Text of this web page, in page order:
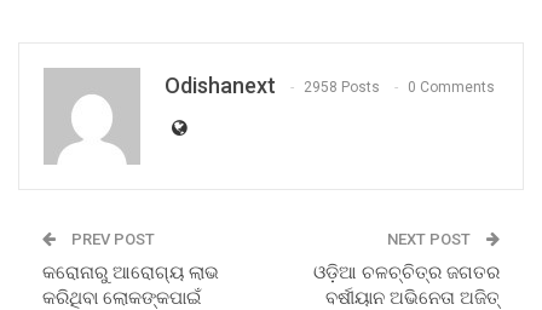
Odishanext 2958 Posts 0 Comments
PREV POST
କରୋନାରୁ ଆରୋଗ୍ୟ ଲାଭ
କରିଥିବା ଲୋକଙ୍କପାଇଁ
NEXT POST
ଓଡ଼ିଆ ଚଳଚ୍ଚିତ୍ର ଜଗତର
ବର୍ଷୀୟାନ ଅଭିନେତା ଅଜିତ୍‌